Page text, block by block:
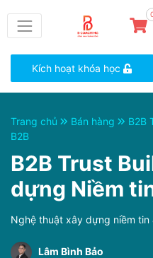
Kích hoạt khóa học
Trang chủ Bán hàng
B2B
B2B
B2B Trust
dựng Niềm
Nghệ thuật xây dựng niềm
Lâm Bình Bảo